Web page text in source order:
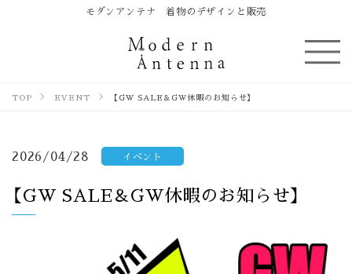
モダンアンテナ 着物のデザインと販売
TOP EVENT 【GW SALE＆GW休暇のお知らせ】
2026/04/28 イベント
【GW SALE＆GW休暇のお知らせ】